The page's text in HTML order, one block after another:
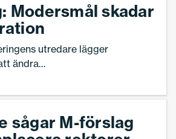
Modersmål skadar
utredare lägger
ändra
i tillgång och kvalitet.
åt rektorer.
sågar M-förslag